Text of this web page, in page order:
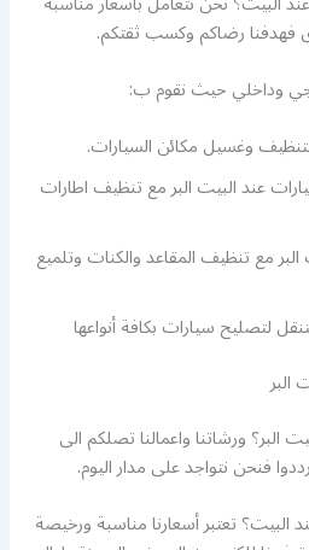
فهدفنا رضاكم وكسب ثقتكم.
وداخلي حيث نقوم ب:
وغسيل مكائن السيارات.
عند البيت البر مع تنظيف اطارات
مع تنظيف المقاعد والكنات وتلميع
لتصليح سيارات بكافة أنواعها
ورشاتنا واعمالنا تصلكم الى
فنحن نتواجد على مدار اليوم.
تعتبر أسعارنا مناسبة ورخيصة